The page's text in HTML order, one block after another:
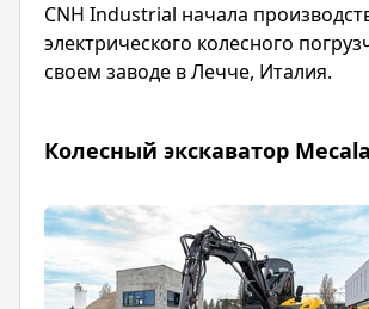
CNH Industrial начала
электрического колесного
своем заводе в Лечче, Италия.
Колесный экскаватор